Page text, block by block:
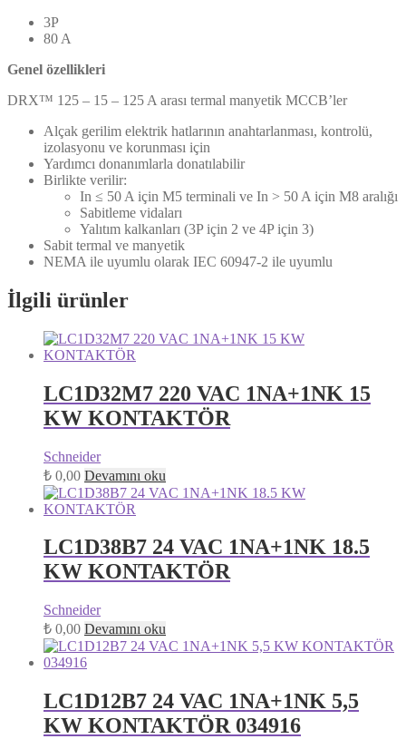
3P
80 A
Genel özellikleri
DRX™ 125 – 15 – 125 A arası termal manyetik MCCB’ler
Alçak gerilim elektrik hatlarının anahtarlanması, kontrolü,
izolasyonu ve korunması için
Yardımcı donanımlarla donatılabilir
Birlikte verilir:
In ≤ 50 A için M5 terminali ve In > 50 A için M8 aralığı
Sabitleme vidaları
Yalıtım kalkanları (3P için 2 ve 4P için 3)
Sabit termal ve manyetik
NEMA ile uyumlu olarak IEC 60947-2 ile uyumlu
İlgili ürünler
LC1D32M7 220 VAC 1NA+1NK 15
KW KONTAKTÖR
Schneider
₺ 0,00 Devamını oku
LC1D38B7 24 VAC 1NA+1NK 18.5
KW KONTAKTÖR
Schneider
₺ 0,00 Devamını oku
LC1D12B7 24 VAC 1NA+1NK 5,5
KW KONTAKTÖR 034916